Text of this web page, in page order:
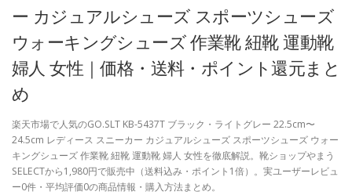
ー カジュアルシューズ スポーツシューズ
ウォーキングシューズ 作業靴 紐靴 運動靴
婦人 女性｜価格・送料・ポイント還元まと
め
楽天市場で人気のGO.SLT KB-5437T ブラック・ライトグレー 22.5cm〜
24.5cm レディース スニーカー カジュアルシューズ スポーツシューズ ウォー
キングシューズ 作業靴 紐靴 運動靴 婦人 女性を徹底解説。靴ショップやまう
SELECTから1,980円で販売中（送料込み・ポイント1倍）。実ユーザーレビュ
ー0件・平均評価0の商品情報・購入方法まとめ。